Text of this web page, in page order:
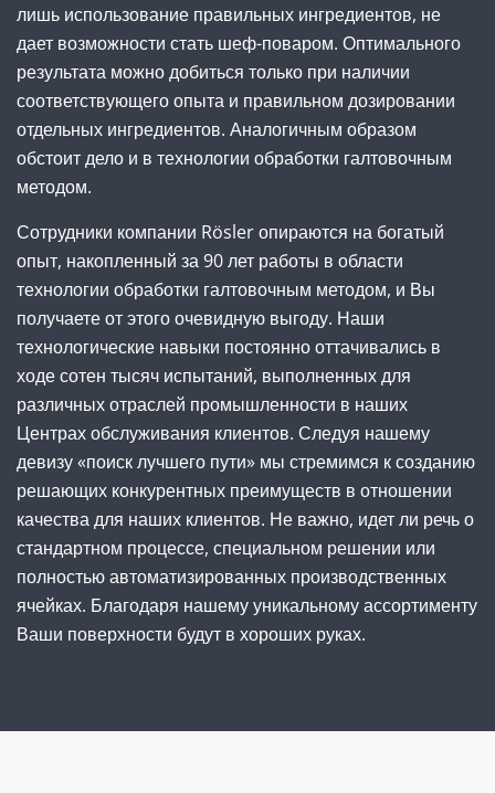
лишь использование правильных ингредиентов, не
дает возможности стать шеф-поваром. Оптимального
результата можно добиться только при наличии
соответствующего опыта и правильном дозировании
отдельных ингредиентов. Аналогичным образом
обстоит дело и в технологии обработки галтовочным
методом.
Сотрудники компании Rösler опираются на богатый
опыт, накопленный за 90 лет работы в области
технологии обработки галтовочным методом, и Вы
получаете от этого очевидную выгоду. Наши
технологические навыки постоянно оттачивались в
ходе сотен тысяч испытаний, выполненных для
различных отраслей промышленности в наших
Центрах обслуживания клиентов. Следуя нашему
девизу «поиск лучшего пути» мы стремимся к созданию
решающих конкурентных преимуществ в отношении
качества для наших клиентов. Не важно, идет ли речь о
стандартном процессе, специальном решении или
полностью автоматизированных производственных
ячейках. Благодаря нашему уникальному ассортименту
Ваши поверхности будут в хороших руках.